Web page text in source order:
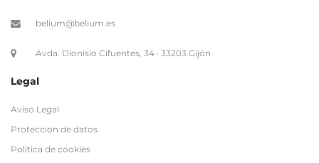
belium@belium.es
Avda. Dionisio Cifuentes, 34 · 33203 Gijón
Legal
Aviso Legal
Proteccion de datos
Politica de cookies